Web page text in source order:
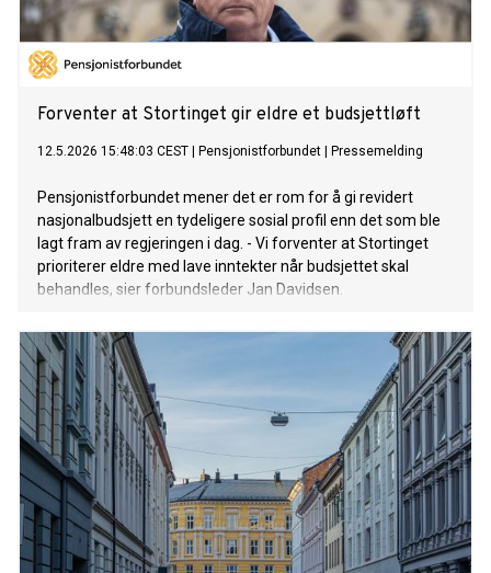
Forventer at Stortinget gir eldre et budsjettløft
12.5.2026 15:48:03 CEST Pensjonistforbundet Pressemelding
Pensjonistforbundet mener det er rom for å gi revidert
nasjonalbudsjett en tydeligere sosial profil enn det som ble
lagt fram av regjeringen i dag. - Vi forventer at Stortinget
prioriterer eldre med lave inntekter når budsjettet skal
behandles, sier forbundsleder Jan Davidsen.